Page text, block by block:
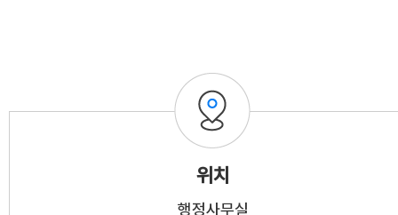
위치
행정사무실